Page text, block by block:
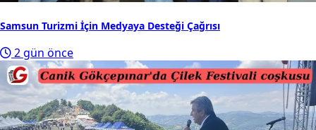
Samsun Turizmi İçin Medyaya Desteği Çağrısı
2 gün önce